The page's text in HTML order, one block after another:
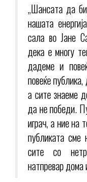
„Шансата да
нашата
сала во Јане
дека е многу
дадеме и
повеќе
а сите знаеме
да нe победи.
играч, а ние на
публиката
сите со
натпревар дома